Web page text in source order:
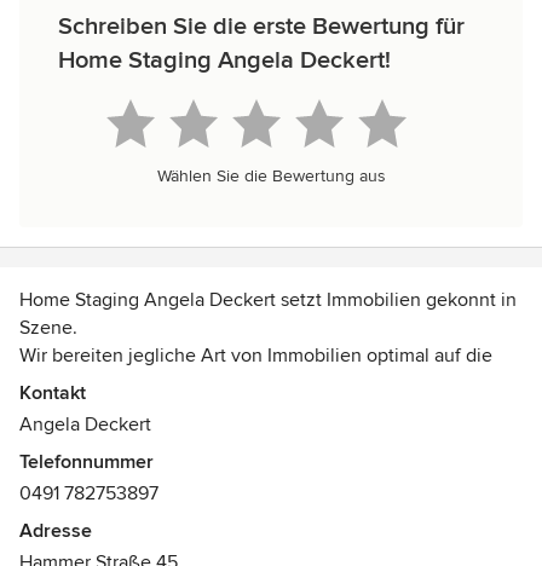
Schreiben Sie die erste Bewertung für
Home Staging Angela Deckert!
Wählen Sie die Bewertung aus
Home Staging Angela Deckert setzt Immobilien gekonnt in
Szene.
Wir bereiten jegliche Art von Immobilien optimal auf die
Besichtigung vor und präsentieren sie von ihrer besten
Seite, sodass sich eine Vielzahl von Kaufinteressenten
angesprochen fühlt.
Kürzere Verkaufszeit - höherer Verkaufspreis !
Home Staging macht sich um ein Vielfaches bezahlt und
Kontakt
Angela Deckert
Telefonnummer
0491 782753897
Adresse